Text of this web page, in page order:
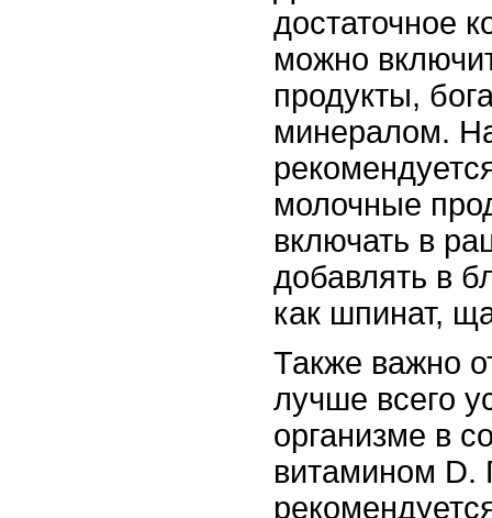
достаточное
можно
продукты,
минералом.
молочные
включать в
добавлять в
как шпинат,
Также важно
лучше всего
организме в
витамином D.